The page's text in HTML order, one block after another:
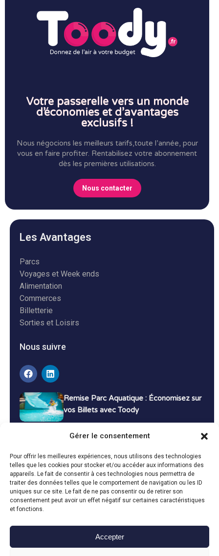
Gérer le consentement
Pour offrir les meilleures expériences, nous utilisons des technologies
telles que les cookies pour stocker et/ou accéder aux informations des
appareils. Le fait de consentir à ces technologies nous permettra de
traiter des données telles que le comportement de navigation ou les ID
uniques sur ce site. Le fait de ne pas consentir ou de retirer son
consentement peut avoir un effet négatif sur certaines caractéristiques
et fonctions.
Accepter
Votre passerelle vers un monde
d’économies et d’avantages
exclusifs !
Nous négocions les meilleurs tarifs,toute l’année, pour
vous en faire profiter. Rentabilisez votre abonnement
dès les premières utilisations.
Nous contacter
Les Avantages
Parcs
Voyages et Week ends
Alimentation
Commerces
Billetterie
Sorties et Loisirs
Nous suivre
Remise Parc Aquatique : Économisez sur
vos Billets avec Toody
Bons Plans Voyage : Économisez sur vos
Vacances avec Toody
13 décembre 2024 Bon plans
Toody © 2024